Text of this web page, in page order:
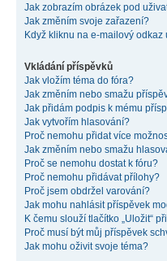
Jak zobrazím obrázek pod
Jak změním svoje zařazení?
Když kliknu na e-mailový
Vkládání příspěvků
Jak vložím téma do fóra?
Jak změním nebo smažu
Jak přidám podpis k mému
Jak vytvořím hlasování?
Proč nemohu přidat více
Jak změním nebo smažu
Proč se nemohu dostat k fóru?
Proč nemohu přidávat přílohy?
Proč jsem obdržel varování?
Jak mohu nahlásit příspěvek
K čemu slouží tlačítko „Uložit“
Proč musí být můj příspěvek
Jak mohu oživit svoje téma?